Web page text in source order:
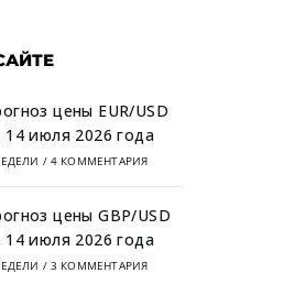
цены EUR/USD
14 июля 2026 года
/ 4 КОММЕНТАРИЯ
цены GBP/USD
14 июля 2026 года
/ 3 КОММЕНТАРИЯ